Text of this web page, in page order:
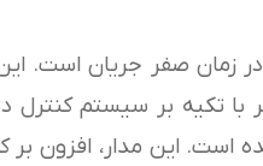
زمان صفر جریان است.
با تکیه بر سیستم
است. این مدار، افزون